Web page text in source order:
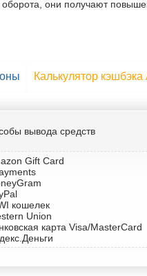
они получают
Калькулятор кэшбэка
вывода средств
Gift Card
кошелек
Union
карта Visa/MasterCard